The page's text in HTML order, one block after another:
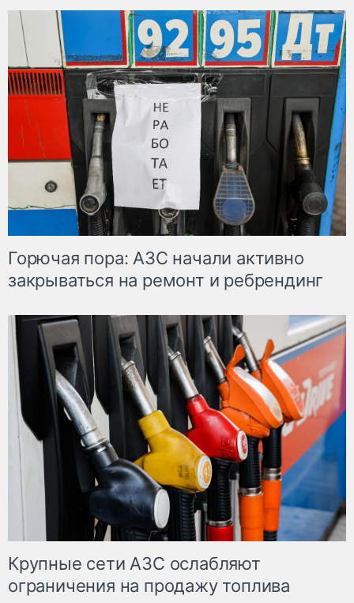
Горючая пора: АЗС начали активно
закрываться на ремонт и ребрендинг
Крупные сети АЗС ослабляют
ограничения на продажу топлива